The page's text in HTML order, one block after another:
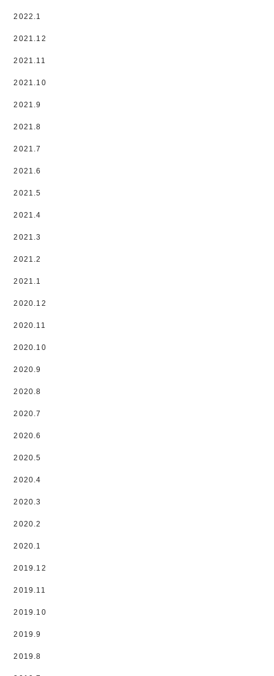
2022.1
2021.12
2021.11
2021.10
2021.9
2021.8
2021.7
2021.6
2021.5
2021.4
2021.3
2021.2
2021.1
2020.12
2020.11
2020.10
2020.9
2020.8
2020.7
2020.6
2020.5
2020.4
2020.3
2020.2
2020.1
2019.12
2019.11
2019.10
2019.9
2019.8